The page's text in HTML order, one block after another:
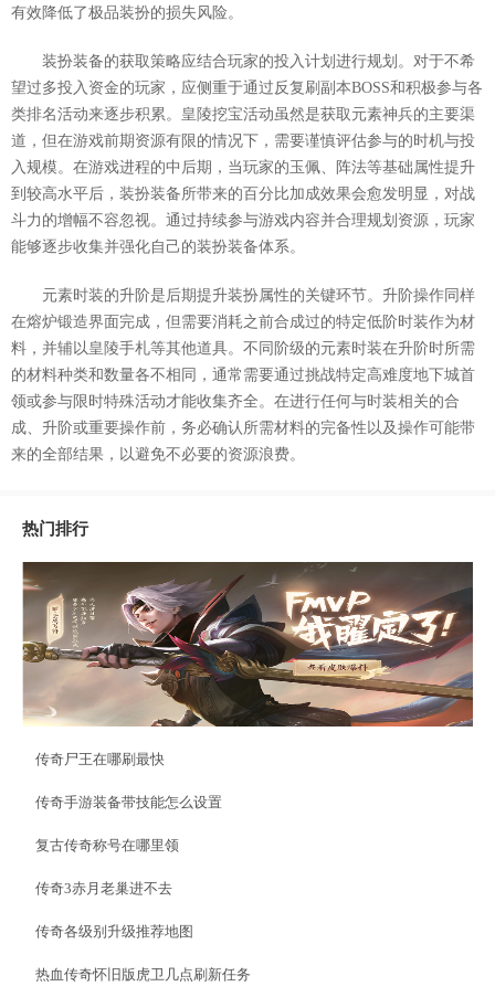
有效降低了极品装扮的损失风险。
装扮装备的获取策略应结合玩家的投入计划进行规划。对于不希
望过多投入资金的玩家，应侧重于通过反复刷副本BOSS和积极参与各
类排名活动来逐步积累。皇陵挖宝活动虽然是获取元素神兵的主要渠
道，但在游戏前期资源有限的情况下，需要谨慎评估参与的时机与投
入规模。在游戏进程的中后期，当玩家的玉佩、阵法等基础属性提升
到较高水平后，装扮装备所带来的百分比加成效果会愈发明显，对战
斗力的增幅不容忽视。通过持续参与游戏内容并合理规划资源，玩家
能够逐步收集并强化自己的装扮装备体系。
元素时装的升阶是后期提升装扮属性的关键环节。升阶操作同样
在熔炉锻造界面完成，但需要消耗之前合成过的特定低阶时装作为材
料，并辅以皇陵手札等其他道具。不同阶级的元素时装在升阶时所需
的材料种类和数量各不相同，通常需要通过挑战特定高难度地下城首
领或参与限时特殊活动才能收集齐全。在进行任何与时装相关的合
成、升阶或重要操作前，务必确认所需材料的完备性以及操作可能带
来的全部结果，以避免不必要的资源浪费。
热门排行
传奇尸王在哪刷最快
传奇手游装备带技能怎么设置
复古传奇称号在哪里领
传奇3赤月老巢进不去
传奇各级别升级推荐地图
热血传奇怀旧版虎卫几点刷新任务